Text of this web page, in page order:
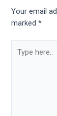
Your email
marked*